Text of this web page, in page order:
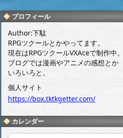
19
プロフィール
Author:下駄
RPGツクールとかやってます。
現在はRPGツクールVXAceで制作中。
ブログでは漫画やアニメの感想とか
いろいろと。
個人サイト
https://box.tktkgetter.com/
カレンダー